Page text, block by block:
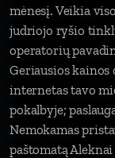
mėnesį. Veikia
judriojo ryšio
operatorių
Geriausios kainos
internetas tavo
pokalbyje;
Nemokamas
paštomatą